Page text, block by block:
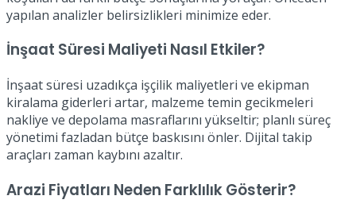
yapılan analizler belirsizlikleri minimize eder.
İnşaat Süresi Maliyeti Nasıl Etkiler?
İnşaat süresi uzadıkça işçilik maliyetleri ve ekipman
kiralama giderleri artar, malzeme temin gecikmeleri
nakliye ve depolama masraflarını yükseltir; planlı süreç
yönetimi fazladan bütçe baskısını önler. Dijital takip
araçları zaman kaybını azaltır.
Arazi Fiyatları Neden Farklılık Gösterir?